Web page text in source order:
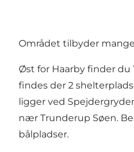
Området tilbyder
Øst for Haarby finder du
findes der 2
ligger ved
nær Trunderup Søen.
bålpladser.